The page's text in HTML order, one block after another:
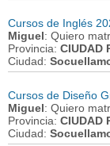
Cursos de Inglés
Miguel: Quiero
Provincia: CIUDAD
Ciudad:
Cursos de Diseño
Miguel: Quiero
Provincia: CIUDAD
Ciudad: